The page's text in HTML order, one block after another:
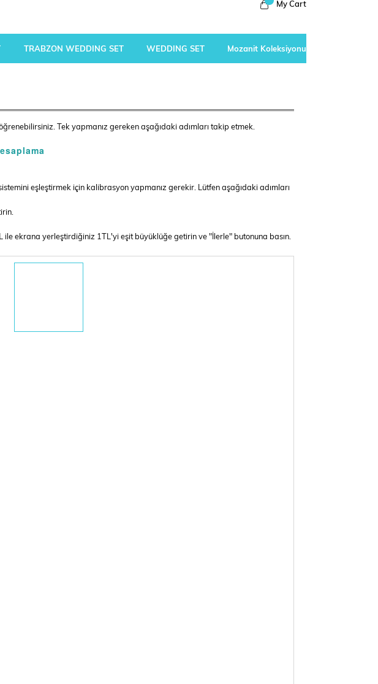
My Cart
TRABZON WEDDING SET WEDDING SET Mozanit Koleksiyonu
Tek yapmanız gereken aşağıdaki adımları takip etmek.
eşleştirmek için kalibrasyon yapmanız gerekir. Lütfen aşağıdaki adımları
ekrana yerleştirdiğiniz 1TL'yi eşit büyüklüğe getirin ve "İlerle" butonuna basın.